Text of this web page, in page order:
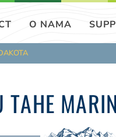
O NAMA
TAHE